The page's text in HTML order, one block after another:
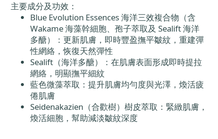
主要成分及功效：
Blue Evolution Essences 海洋三效複合物（含
Wakame 海藻幹細胞、孢子萃取及 Sealift 海洋
多醣）：更新肌膚，即時豐盈撫平皺紋，重建彈
性網絡，恢復天然彈性
Sealift（海洋多醣）：在肌膚表面形成即時提拉
網絡，明顯撫平細紋
藍色微藻萃取：提升肌膚均勻度與光澤，煥活疲
倦肌膚
Seidenakazien（合歡樹）樹皮萃取：緊緻肌膚，
煥活細胞，幫助減淡皺紋深度